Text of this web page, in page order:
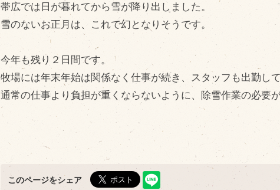
帯広では日が暮れてから雪が降り出しました。
雪のないお正月は、これで幻となりそうです。
今年も残り２日間です。
牧場には年末年始は関係なく仕事が続き、スタッフも出勤して
通常の仕事より負担が重くならないように、除雪作業の必要
このページをシェア